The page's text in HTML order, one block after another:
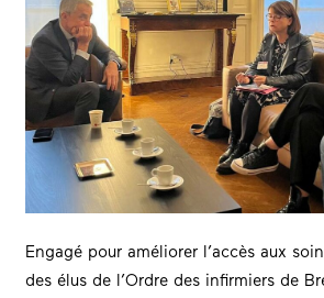
Engagé pour améliorer l’accès aux
des élus de l’Ordre des infirmiers de